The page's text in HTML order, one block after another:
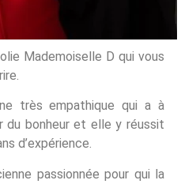
Mademoiselle D qui vous
très empathique qui a à
bonheur et elle y réussit
d’expérience.
passionnée pour qui la